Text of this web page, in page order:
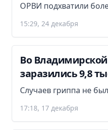
ОРВИ подхватили
15:29, 24 декабря
Во
заразились 9,8
Случаев гриппа не
17:18, 17 декабря